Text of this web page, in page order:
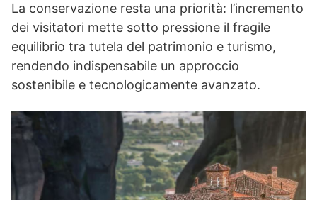
La conservazione resta una priorità: l’incremento
dei visitatori mette sotto pressione il fragile
equilibrio tra tutela del patrimonio e turismo,
rendendo indispensabile un approccio
sostenibile e tecnologicamente avanzato.